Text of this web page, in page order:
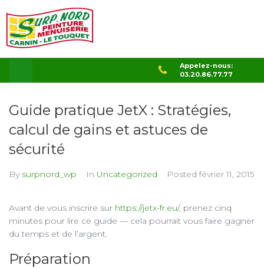
Appelez-nous:
03.20.86.77.77
Guide pratique JetX : Stratégies,
calcul de gains et astuces de
sécurité
By surpnord_wp In Uncategorized Posted février 11, 2015
Avant de vous inscrire sur https://jetx-fr.eu/, prenez cinq
minutes pour lire ce guide — cela pourrait vous faire gagner
du temps et de l’argent.
Préparation